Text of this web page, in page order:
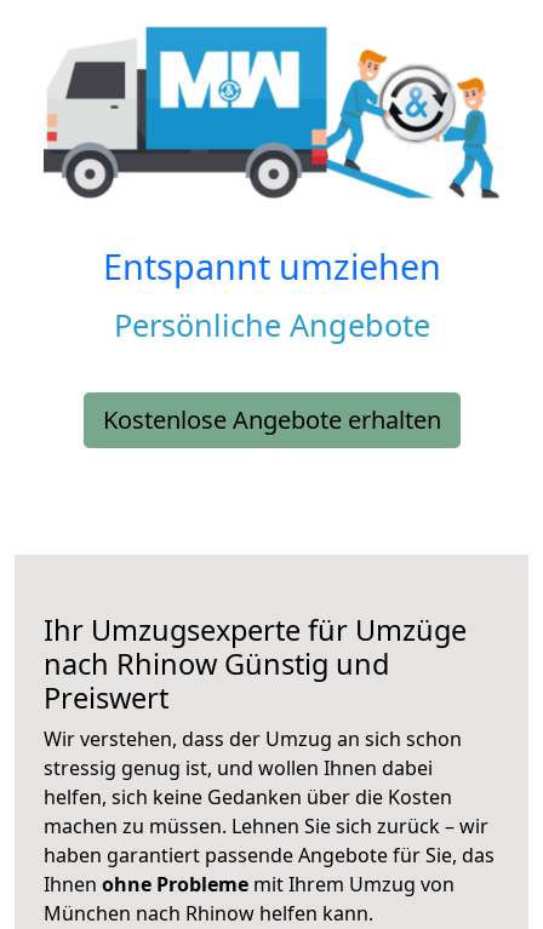
Entspannt umziehen
Persönliche Angebote
Kostenlose Angebote erhalten
Ihr Umzugsexperte für Umzüge
nach Rhinow Günstig und
Preiswert
Wir verstehen, dass der Umzug an sich schon
stressig genug ist, und wollen Ihnen dabei
helfen, sich keine Gedanken über die Kosten
machen zu müssen. Lehnen Sie sich zurück – wir
haben garantiert passende Angebote für Sie, das
Ihnen ohne Probleme mit Ihrem Umzug von
München nach Rhinow helfen kann.